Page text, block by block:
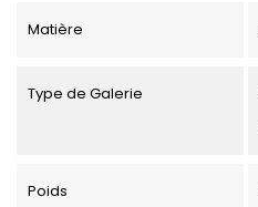
Matière
Type de Galerie
Poids